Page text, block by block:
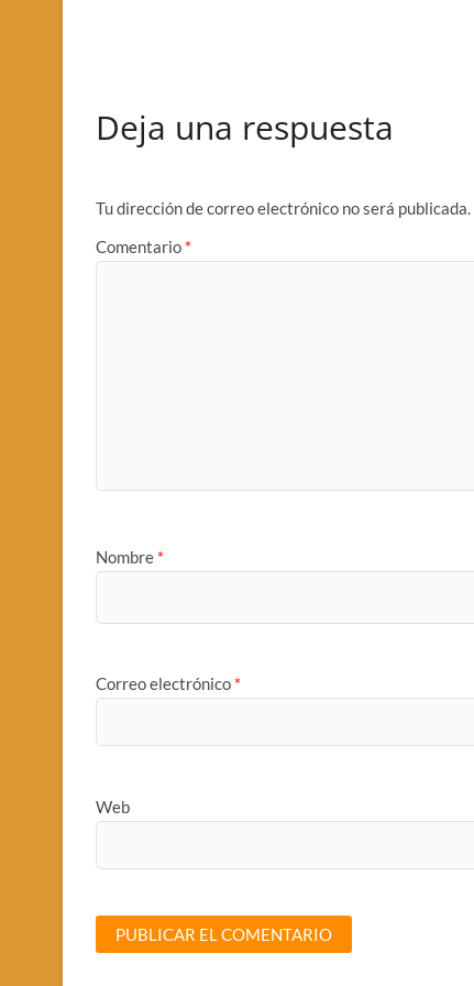
Deja una respuesta
Tu dirección de correo electrónico no será publicada.
Comentario *
Nombre *
Correo electrónico *
Web